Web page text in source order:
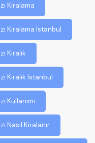
Kiralama
Kiralama Istanbul
Kiralık
Kiralık Istanbul
Kullanımı
Nasıl Kiralanır